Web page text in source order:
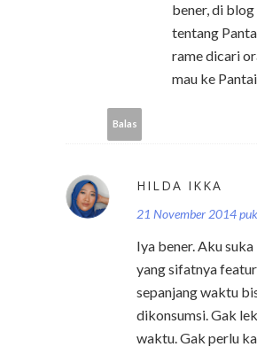
bener, di
tentang
rame dicari
mau ke
Balas
HILDA IKKA
21 November 2014
Iya bener. Aku
yang sifatnya
sepanjang waktu
dikonsumsi. Gak
waktu. Gak perlu